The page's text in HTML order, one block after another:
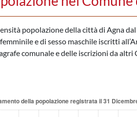
popolazione della città di Agna
e di sesso maschile iscritti
comunale e delle iscrizioni da